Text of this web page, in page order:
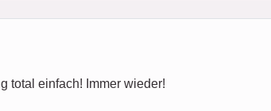
total einfach! Immer wieder!